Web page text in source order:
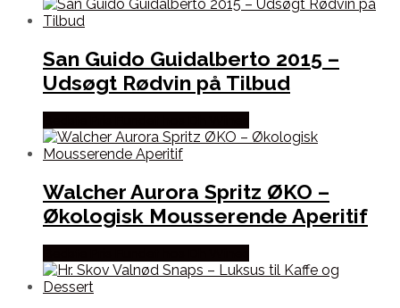
San Guido Guidalberto 2015 –
Udsøgt Rødvin på Tilbud
Walcher Aurora Spritz ØKO –
Økologisk Mousserende Aperitif